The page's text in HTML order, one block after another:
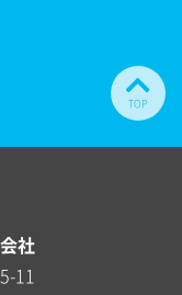
TOP
社
11